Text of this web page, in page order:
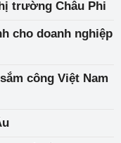
trường Châu Phi
cho doanh nghiệp
công Việt Nam